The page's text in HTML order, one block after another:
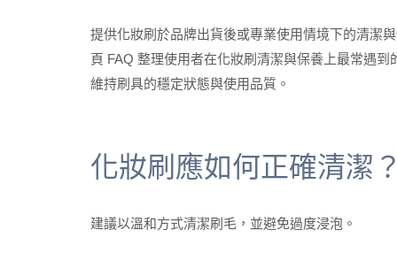
提供化妝刷於品牌出貨後或專業使用情境下的清潔
頁 FAQ 整理使用者在化妝刷清潔與保養上最常遇
維持刷具的穩定狀態與使用品質。
化妝刷應如何正確清潔
建議以溫和方式清潔刷毛，並避免過度浸泡。